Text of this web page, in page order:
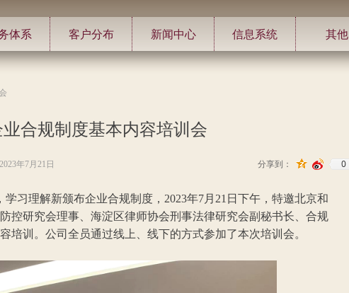
体系 客户分布 新闻中心 信息系统 其他
合规制度基本内容培训会
习理解新颁布企业合规制度，2023年7月21日下午，特邀北京和
控研究会理事、海淀区律师协会刑事法律研究会副秘书长、合规
培训。公司全员通过线上、线下的方式参加了本次培训会。
2023年7月21日 分享到： 0